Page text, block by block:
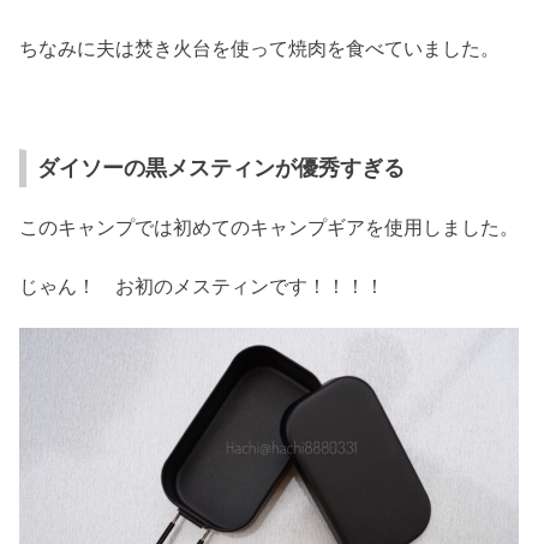
ちなみに夫は焚き火台を使って焼肉を食べていました。
ダイソーの黒メスティンが優秀すぎる
このキャンプでは初めてのキャンプギアを使用しました。
じゃん！ お初のメスティンです！！！！